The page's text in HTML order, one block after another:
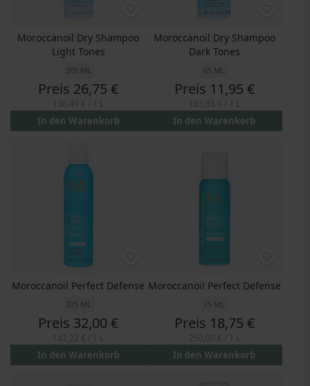
Moroccanoil Dry Shampoo
Light Tones
205 ML
Preis 26,75 €
In den Warenkorb
Moroccanoil Dry Shampoo
Dark Tones
65 ML
Preis 11,95 €
In den Warenkorb
Moroccanoil Perfect Defense
225 ML
Preis 32,00 €
In den Warenkorb
Moroccanoil Perfect Defense
75 ML
Preis 18,75 €
In den Warenkorb